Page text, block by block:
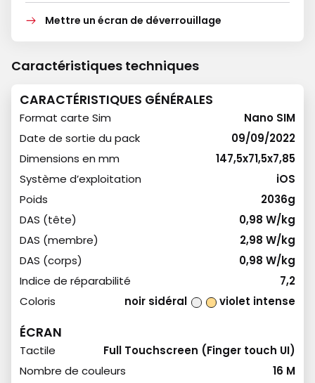
Mettre un écran de déverrouillage
Caractéristiques techniques
CARACTÉRISTIQUES GÉNÉRALES
Format carte Sim
Nano SIM
Date de sortie du pack
09/09/2022
Dimensions en mm
147,5x71,5x7,85
Système d’exploitation
iOS
Poids
2036g
DAS (tête)
0,98 W/kg
DAS (membre)
2,98 W/kg
DAS (corps)
0,98 W/kg
Indice de réparabilité
7,2
Coloris
noir sidéral violet intense
ÉCRAN
Tactile
Full Touchscreen (Finger touch UI)
Nombre de couleurs
16 M